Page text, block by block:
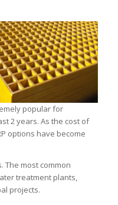
popular for
2 years. As the cost of
options have become
The most common
treatment plants,
projects.